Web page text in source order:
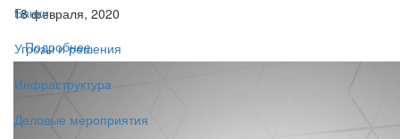
Банки
Угрозы и решения
Инфраструктура
Деловые мероприятия
18 февраля, 2020
Подробнее